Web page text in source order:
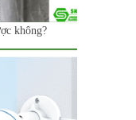
không?